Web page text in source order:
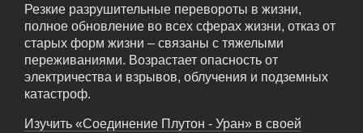
Резкие разрушительные перевороты в жизни,
полное обновление во всех сферах жизни, отказ от
старых форм жизни – связаны с тяжелыми
переживаниями. Возрастает опасность от
электричества и взрывов, облучения и подземных
катастроф.
Изучить «Соединение Плутон - Уран» в своей